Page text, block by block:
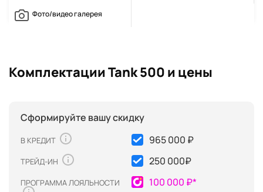
Фото/видео галерея
Комплектации Tank 500 и цены
Сформируйте вашу скидку
В КРЕДИТ 965 000 ₽
ТРЕЙД-ИН 250 000₽
ПРОГРАММА ЛОЯЛЬНОСТИ 100 000 ₽*